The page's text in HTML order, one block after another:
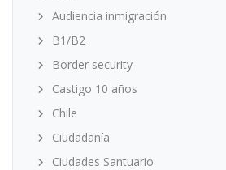
Audiencia inmigración
B1/B2
Border security
Castigo 10 años
Chile
Ciudadanía
Ciudades Santuario